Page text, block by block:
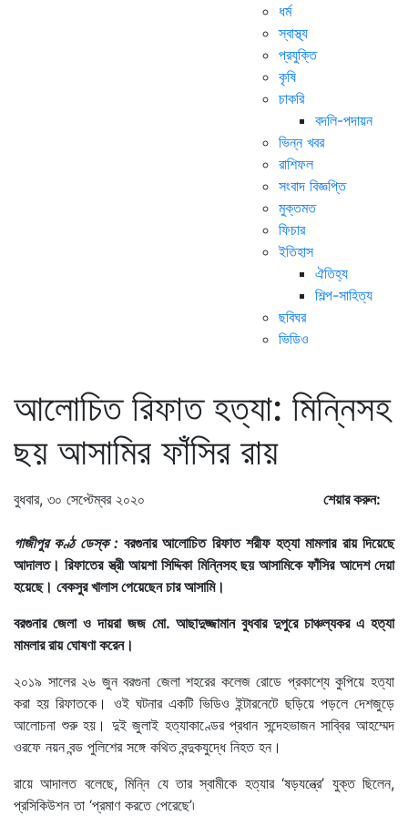
ধর্ম
স্বাস্থ্য
প্রযুক্তি
কৃষি
চাকরি
বদলি-পদায়ন
ভিন্ন খবর
রাশিফল
সংবাদ বিজ্ঞপ্তি
মুক্তমত
ফিচার
ইতিহাস
ঐতিহ্য
শিল্প-সাহিত্য
ছবিঘর
ভিডিও
আলোচিত রিফাত হত্যা: মিন্নিসহ
ছয় আসামির ফাঁসির রায়
বুধবার, ৩০ সেপ্টেম্বর ২০২০ শেয়ার করুন:
গাজীপুর কণ্ঠ ডেস্ক :বরগুনার আলোচিত রিফাত শরীফ হত্যা মামলার রায় দিয়েছে
আদালত। রিফাতের স্ত্রী আয়শা সিদ্দিকা মিন্নিসহ ছয় আসামিকে ফাঁসির আদেশ দেয়া
হয়েছে। বেকসুর খালাস পেয়েছেন চার আসামি।
বরগুনার জেলা ও দায়রা জজ মো. আছাদুজ্জামান বুধবার দুপুরে চাঞ্চল্যকর এ হত্যা
মামলার রায় ঘোষণা করেন।
২০১৯ সালের ২৬ জুন বরগুনা জেলা শহরের কলেজ রোডে প্রকাশ্যে কুপিয়ে হত্যা
করা হয় রিফাতকে। ওই ঘটনার একটি ভিডিও ইন্টারনেটে ছড়িয়ে পড়লে দেশজুড়ে
আলোচনা শুরু হয়। দুই জুলাই হত্যাকাণ্ডের প্রধান সন্দেহভাজন সাব্বির আহম্মেদ
ওরফে নয়ন বন্ড পুলিশের সঙ্গে কথিত বন্দুকযুদ্ধে নিহত হন।
রায়ে আদালত বলেছে, মিন্নি যে তার স্বামীকে হত্যার ‘ষড়যন্ত্রে’ যুক্ত ছিলেন,
প্রসিকিউশন তা ‘প্রমাণ করতে পেরেছে’৷